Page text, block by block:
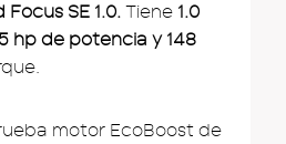
Focus SE 1.0. Tiene 1.0
hp de potencia y 148